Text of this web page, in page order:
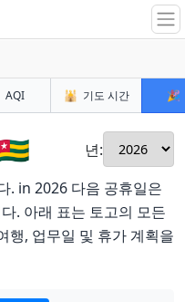
AQI 🕌 기도 시간 🎉
년:
. in 2026 다음 공휴일은
. 아래 표는 토고의 모든
행, 업무일 및 휴가 계획을